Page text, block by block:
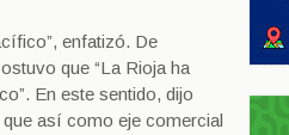
enfatizó. De
que “La Rioja ha
En este sentido, dijo
así como eje comercial